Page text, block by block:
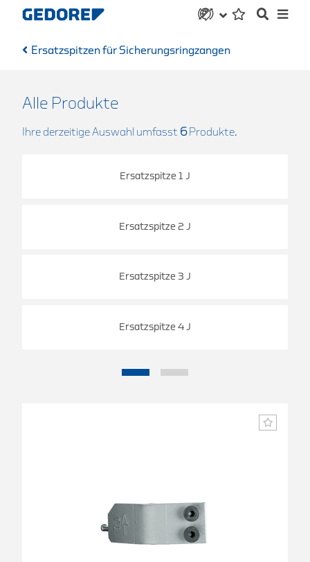
Ersatzspitzen für Sicherungsringzangen
Alle Produkte
Ihre derzeitige Auswahl umfasst 6Produkte.
Ersatzspitze 1 J
Ersatzspitze 2 J
Ersatzspitze 3 J
Ersatzspitze 4 J